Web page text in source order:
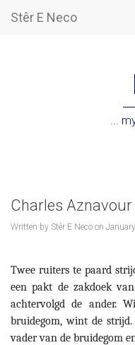
Stêr E Neco
...
Charles Aznavour
Written by Stêr E Neco on
Twee ruiters te paard
een pakt de zakdoek
achtervolgd de ander.
bruidegom, wint de
vader van de bruidegom